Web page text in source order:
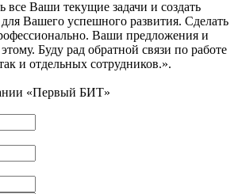
все Ваши текущие задачи и создать
Вашего успешного развития. Сделать
Ваши предложения и
Буду рад обратной связи по работе
и отдельных сотрудников.».
«Первый БИТ»